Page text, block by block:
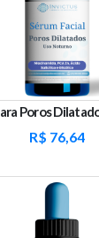
R$ 76,64